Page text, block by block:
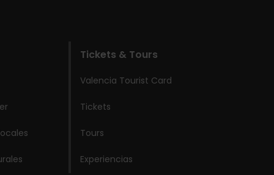
Tickets & Tours
Valencia Tourist Card
Tickets
Tours
Experiencias